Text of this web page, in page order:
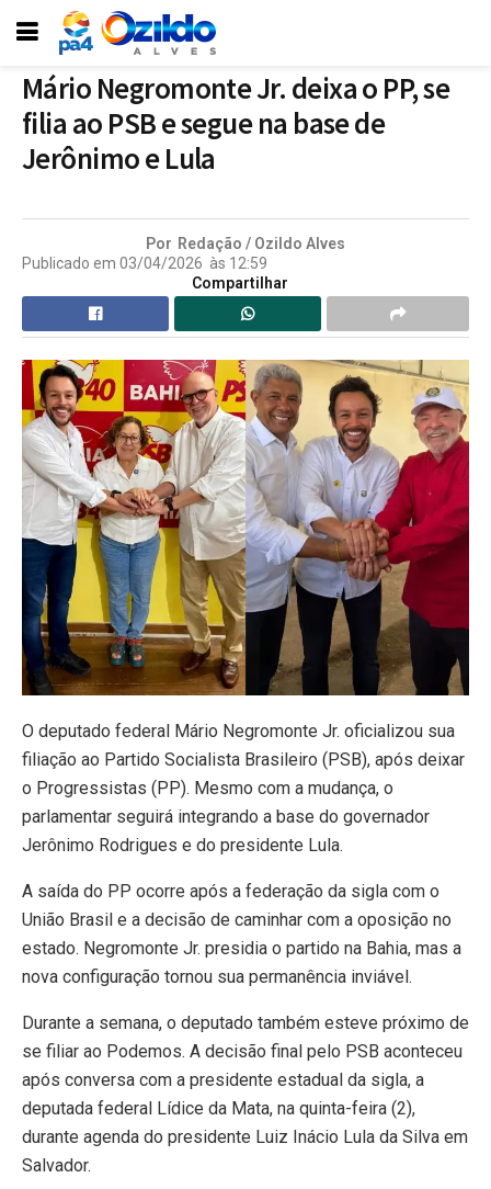
Mário Negromonte Jr. deixa o PP, se
filia ao PSB e segue na base de
Jerônimo e Lula
Por Redação / Ozildo Alves
Publicado em 03/04/2026 às 12:59
Compartilhar
O deputado federal Mário Negromonte Jr. oficializou sua
filiação ao Partido Socialista Brasileiro (PSB), após deixar
o Progressistas (PP). Mesmo com a mudança, o
parlamentar seguirá integrando a base do governador
Jerônimo Rodrigues e do presidente Lula.
A saída do PP ocorre após a federação da sigla com o
União Brasil e a decisão de caminhar com a oposição no
estado. Negromonte Jr. presidia o partido na Bahia, mas a
nova configuração tornou sua permanência inviável.
Durante a semana, o deputado também esteve próximo de
se filiar ao Podemos. A decisão final pelo PSB aconteceu
após conversa com a presidente estadual da sigla, a
deputada federal Lídice da Mata, na quinta-feira (2),
durante agenda do presidente Luiz Inácio Lula da Silva em
Salvador.